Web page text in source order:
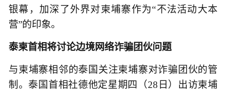
银幕，加深了外界对柬埔寨作为“不法活动大本
营”的印象。
泰柬首相将讨论边境网络诈骗团伙问题
与柬埔寨相邻的泰国关注柬埔寨对诈骗团伙的管
制。泰国首相社德他定星期四（28日）出访柬埔